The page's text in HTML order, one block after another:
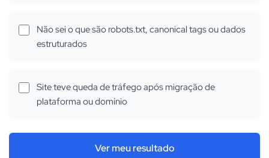
Não sei o que são robots.txt, canonical tags ou dados
estruturados
Site teve queda de tráfego após migração de
plataforma ou domínio
Ver meu resultado